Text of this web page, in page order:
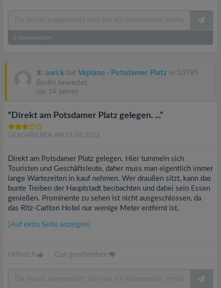
0 Kommentare
auri.k hat Vapiano · Potsdamer Platz in 10785
Berlin bewertet.
vor 14 Jahren
"Direkt am Potsdamer Platz gelegen. ..."
GESCHRIEBEN AM 01.06.2012
Direkt am Potsdamer Platz gelegen. Hier tummeln sich
Touristen und Geschäftsleute, daher muss man eigentlich immer
lange Wartezeiten in kauf nehmen. Wer draußen sitzt, kann das
bunte Treiben der Hauptstadt beobachten und dabei sein Essen
genießen. Prominente zu sehen ist nicht ausgeschlossen, da
das Ritz-Carlton Hotel nur wenige Meter entfernt ist.
[Auf extra Seite anzeigen]
Hilfreich Gut geschrieben